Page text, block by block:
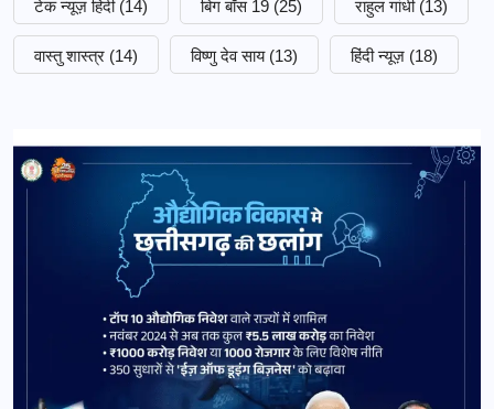
टेक न्यूज़ हिंदी (14) बिग बॉस 19 (25) राहुल गांधी (13)
वास्तु शास्त्र (14) विष्णु देव साय (13) हिंदी न्यूज़ (18)